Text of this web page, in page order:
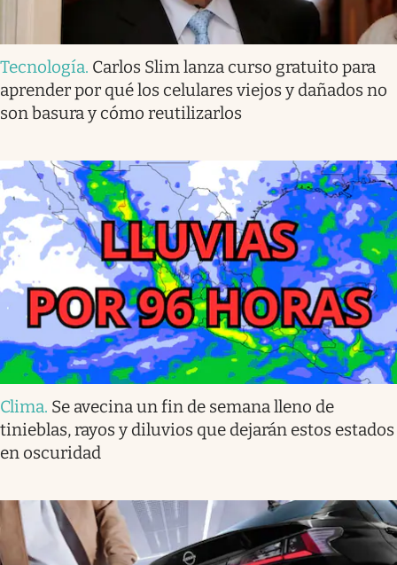
Tecnología. Carlos Slim lanza curso gratuito para
aprender por qué los celulares viejos y dañados no
son basura y cómo reutilizarlos
Clima. Se avecina un fin de semana lleno de
tinieblas, rayos y diluvios que dejarán estos estados
en oscuridad